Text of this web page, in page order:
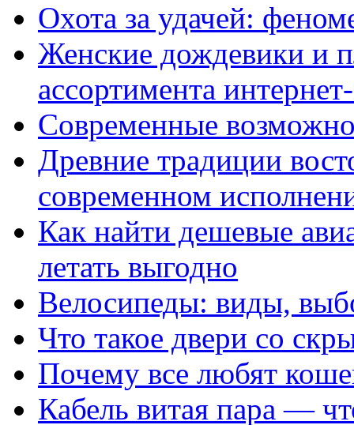
Охота за удачей:
Женские дождевики и
ассортимента
Современные
Древние традиции
современном
Как найти дешевые
летать выгодно
Велосипеды: виды,
Что такое двери со
Почему все любят
Кабель витая пара —